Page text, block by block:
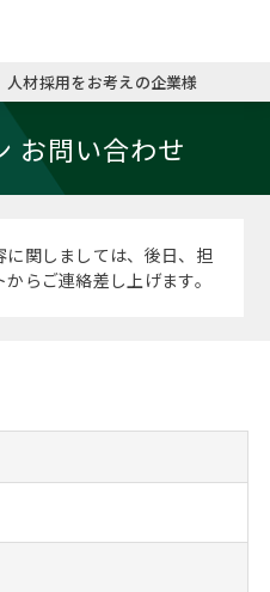
ミッシ
コンサ
お申し
キャリ
キャリ
MBAの
おわり
MBA留
日本か
英文レ
パワー
人材採用をお考えの企業様
お問い合わせ
関しましては、後日、担
らご連絡差し上げます。